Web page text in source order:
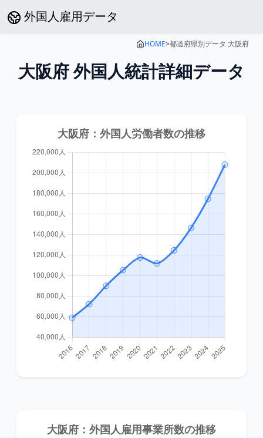
外国人雇用データ
HOME>都道府県別データ 大阪府
大阪府外国人統計詳細データ